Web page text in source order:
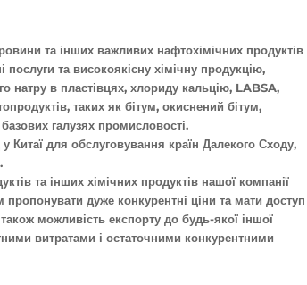
та інших важливих нафтохімічних продуктів
та високоякісну хімічну продукцію,
натру в пластівцях, хлориду кальцію, LABSA,
таких як бітум, окиснений бітум,
галузях промисловості.
Китаї для обслуговування країн Далекого Сходу,
та інших хімічних продуктів нашої компанії
дуже конкурентні ціни та мати доступ
можливість експорту до будь-якої іншої
витратами і остаточними конкурентними